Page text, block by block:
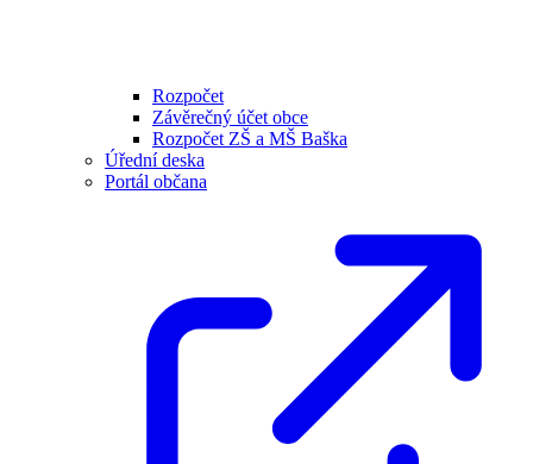
Rozpočet
Závěrečný účet obce
Rozpočet ZŠ a MŠ Baška
Úřední deska
Portál občana